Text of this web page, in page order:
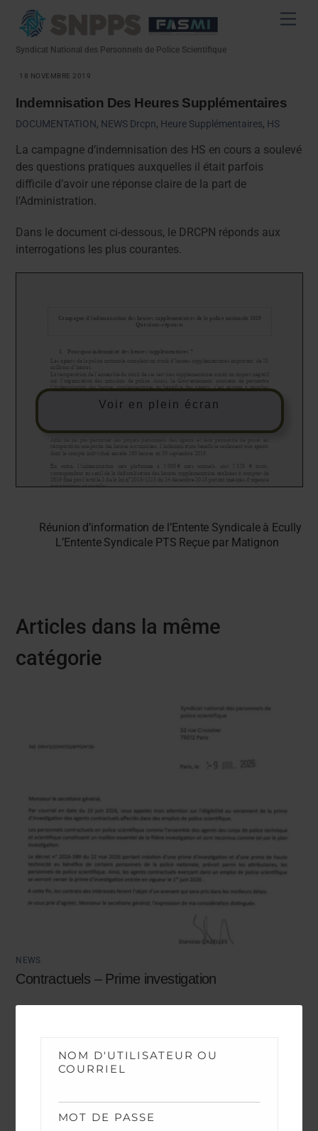
NOM D'UTILISATEUR OU
COURRIEL
MOT DE PASSE
Syndicat National des Personnels de Police Scientifique
18 NOVEMBRE 2019
Indemnisation Des Heures Supplémentaires
DOCUMENTATION, NEWS Drcpn, Heure Supplémentaires, HS
La campagne d’indemnisation des HS en cours a soulevé
des questions pratiques auxquelles il était parfois
difficile d’avoir une réponse claire de la part de
l’Administration.
Dans le document ci-dessous, le DRCPN réponds aux
interrogations les plus courantes.
Voir en plein écran
Réunion d’information de l’Entente Syndicale à Ecully
L’Entente Syndicale PTS Reçue par Matignon
Articles dans la même
catégorie
NEWS
Contractuels – Prime investigation